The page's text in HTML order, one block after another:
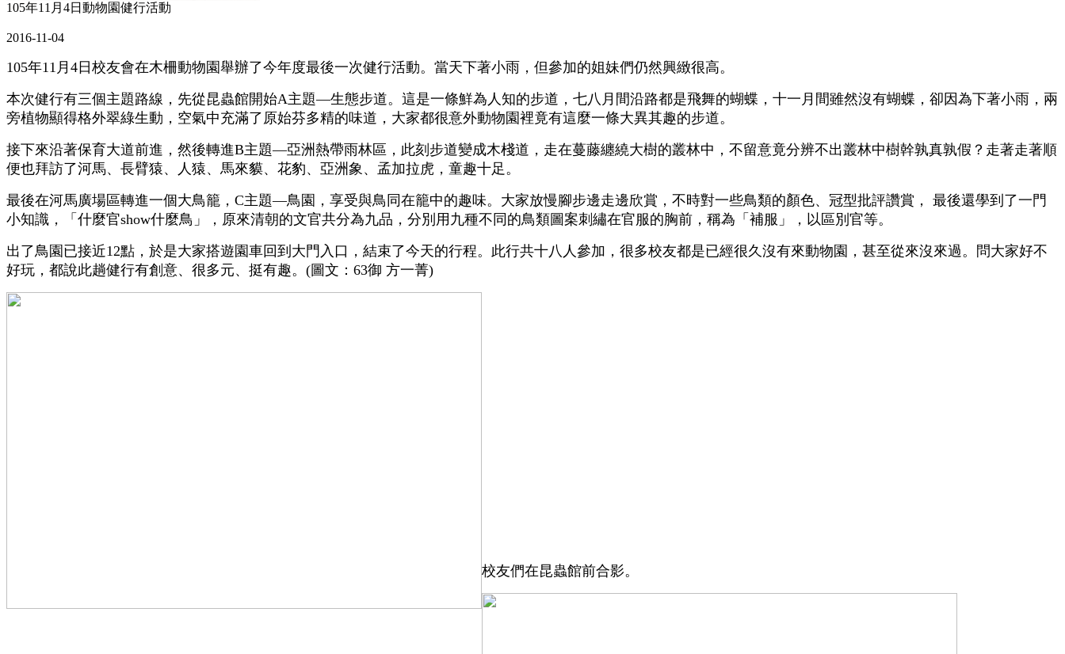
105年11月4日動物園健行活動
2016-11-04
105年11月4日校友會在木柵動物園舉辦了今年度最後一次健行活動。當天下著小雨，但參加的姐妹們仍然興緻很高。
本次健行有三個主題路線，先從昆蟲館開始A主題—生態步道。這是一條鮮為人知的步道，七八月間沿路都是飛舞的蝴蝶，十一月間雖然沒有蝴蝶，卻因為下著小雨，兩
旁植物顯得格外翠綠生動，空氣中充滿了原始芬多精的味道，大家都很意外動物園裡竟有這麼一條大異其趣的步道。
接下來沿著保育大道前進，然後轉進B主題—亞洲熱帶雨林區，此刻步道變成木棧道，走在蔓藤纏繞大樹的叢林中，不留意竟分辨不出叢林中樹幹孰真孰假？走著走著順
便也拜訪了河馬、長臂猿、人猿、馬來貘、花豹、亞洲象、孟加拉虎，童趣十足。
最後在河馬廣場區轉進一個大鳥籠，C主題—鳥園，享受與鳥同在籠中的趣味。大家放慢腳步邊走邊欣賞，不時對一些鳥類的顏色、冠型批評讚賞， 最後還學到了一門
小知識，「什麼官show什麼鳥」，原來清朝的文官共分為九品，分別用九種不同的鳥類圖案刺繡在官服的胸前，稱為「補服」，以區別官等。
出了鳥園已接近12點，於是大家搭遊園車回到大門入口，結束了今天的行程。此行共十八人參加，很多校友都是已經很久沒有來動物園，甚至從來沒來過。問大家好不
好玩，都說此趟健行有創意、很多元、挺有趣。(圖文：63御 方一菁)
校友們在昆蟲館前合影。